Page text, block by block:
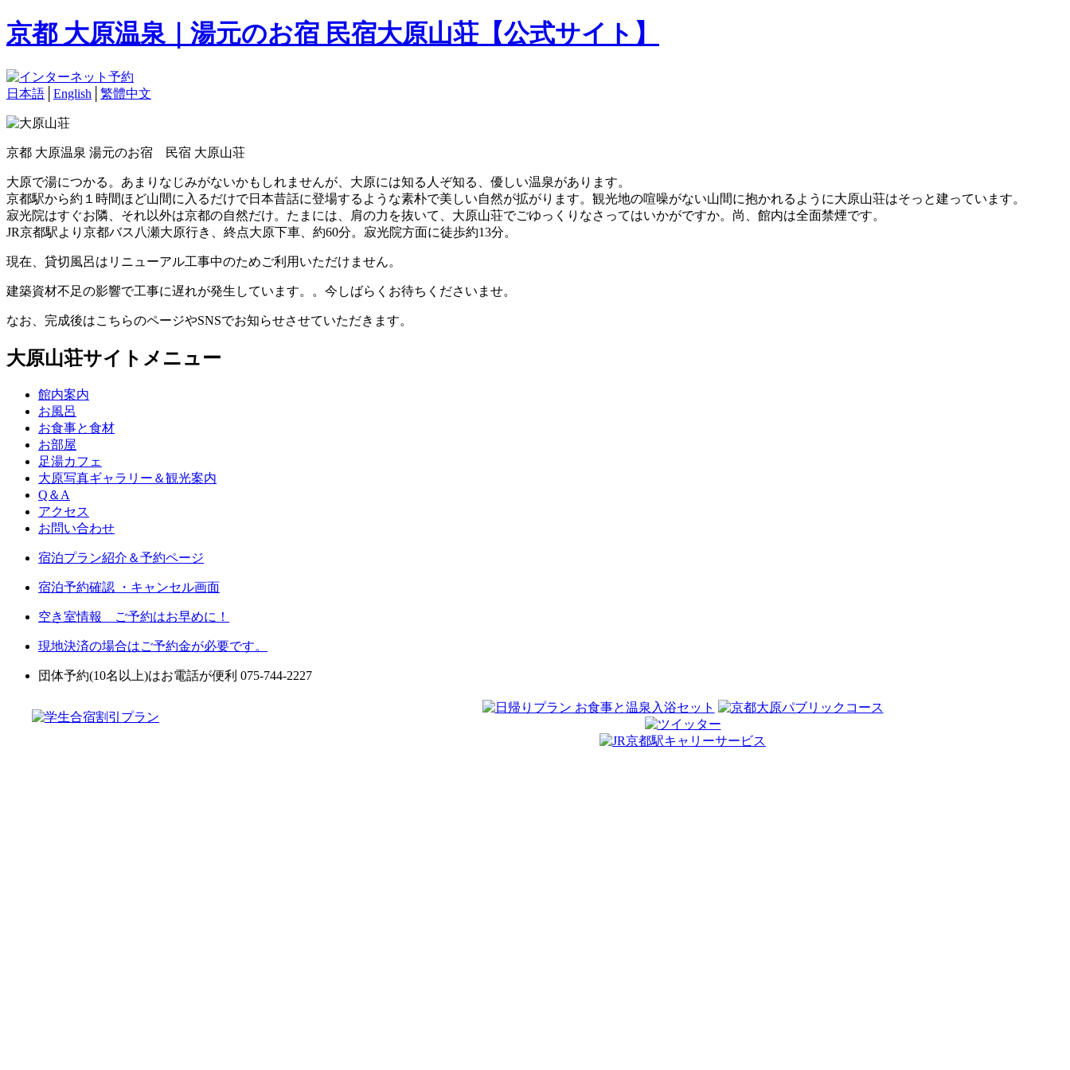
京都 大原温泉｜湯元のお宿 民宿大原山荘【公式サイト】
日本語 English 繁體中文
京都 大原温泉 湯元のお宿 民宿 大原山荘
大原で湯につかる。あまりなじみがないかもしれませんが、大原には知る人ぞ知る、優しい温泉があります。
京都駅から約１時間ほど山間に入るだけで日本昔話に登場するような素朴で美しい自然が拡がります。観光地の喧噪がない山間に抱かれるように大原山荘はそっと建っています。
寂光院はすぐお隣、それ以外は京都の自然だけ。たまには、肩の力を抜いて、大原山荘でごゆっくりなさってはいかがですか。尚、館内は全面禁煙です。
JR京都駅より京都バス八瀬大原行き、終点大原下車、約60分。寂光院方面に徒歩約13分。
現在、貸切風呂はリニューアル工事中のためご利用いただけません。
建築資材不足の影響で工事に遅れが発生しています。。今しばらくお待ちくださいませ。
なお、完成後はこちらのページやSNSでお知らせさせていただきます。
大原山荘サイトメニュー
館内案内
お風呂
お食事と食材
お部屋
足湯カフェ
大原写真ギャラリー＆観光案内
Q＆A
アクセス
お問い合わせ
宿泊プラン紹介＆予約ページ
宿泊予約確認 ・キャンセル画面
空き室情報 ご予約はお早めに！
現地決済の場合はご予約金が必要です。
団体予約(10名以上)はお電話が便利 075-744-2227